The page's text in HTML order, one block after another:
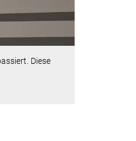
Diese